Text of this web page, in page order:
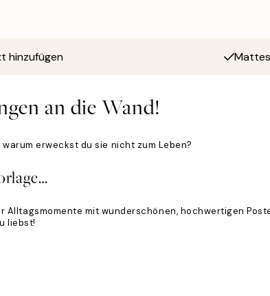
hinzufügen
an die Wand!
erweckst du sie nicht zum Leben?
mit wunderschönen, hochwertigen
liebst!